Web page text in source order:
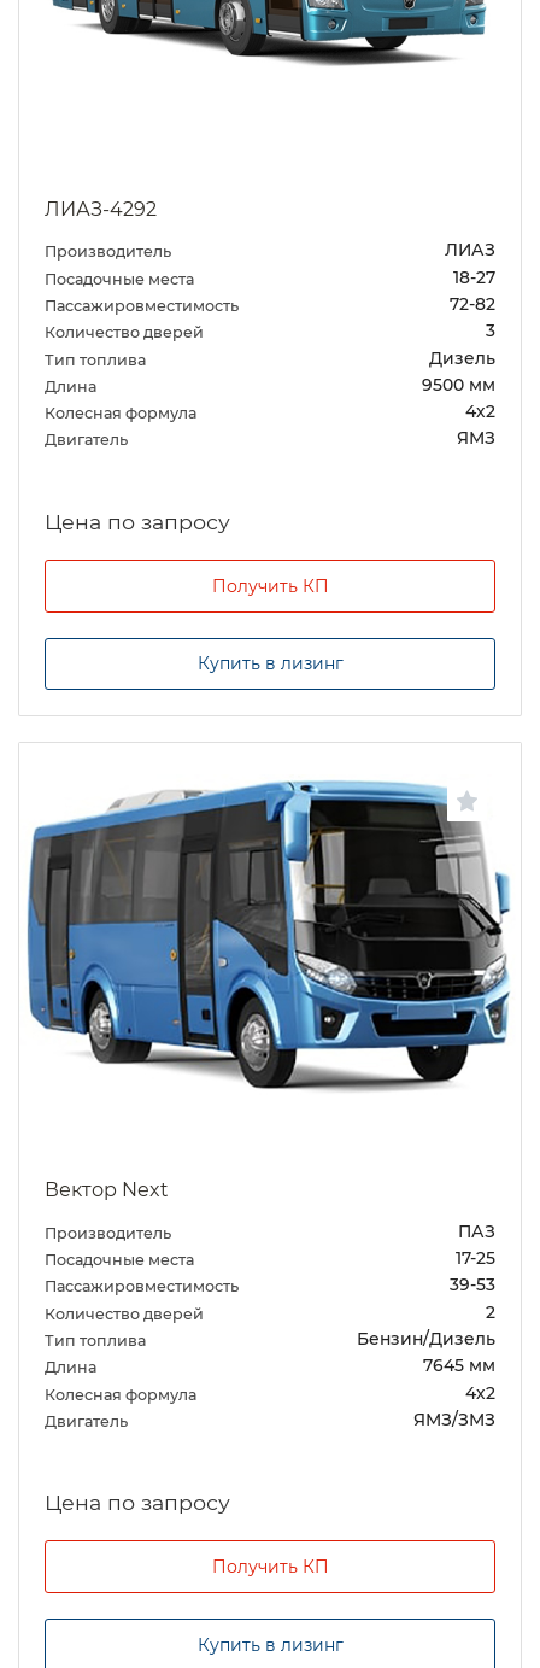
ЛИАЗ-4292
Производитель ЛИАЗ
Посадочные места 18-27
Пассажировместимость 72-82
Количество дверей 3
Тип топлива Дизель
Длина 9500 мм
Колесная формула 4х2
Двигатель ЯМЗ
Цена по запросу
Получить КП
Купить в лизинг
Вектор Next
Производитель ПАЗ
Посадочные места 17-25
Пассажировместимость 39-53
Количество дверей 2
Тип топлива Бензин/Дизель
Длина 7645 мм
Колесная формула 4х2
Двигатель ЯМЗ/ЗМЗ
Цена по запросу
Получить КП
Купить в лизинг